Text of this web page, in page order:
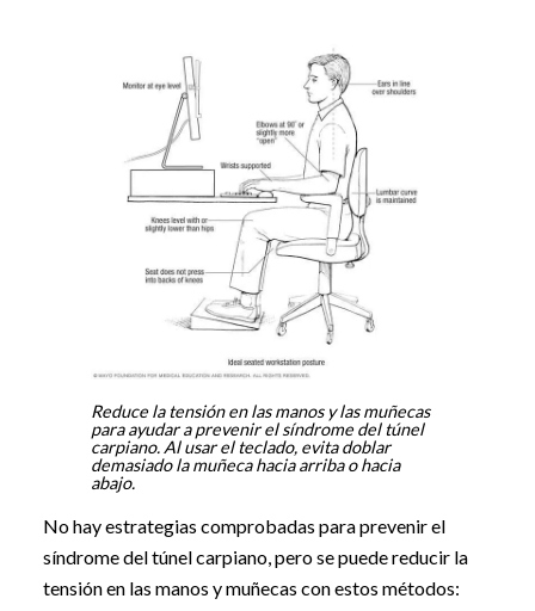
Reduce la tensión en las manos y las muñecas
para ayudar a prevenir el síndrome del túnel
carpiano. Al usar el teclado, evita doblar
demasiado la muñeca hacia arriba o hacia
abajo.
No hay estrategias comprobadas para prevenir el
síndrome del túnel carpiano, pero se puede reducir la
tensión en las manos y muñecas con estos métodos: